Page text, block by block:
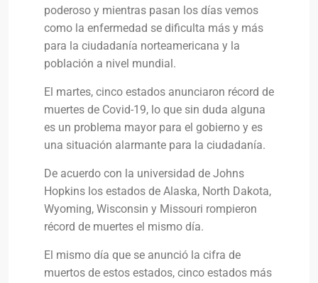
poderoso y mientras pasan los días vemos
como la enfermedad se dificulta más y más
para la ciudadanía norteamericana y la
población a nivel mundial.
El martes, cinco estados anunciaron récord de
muertes de Covid-19, lo que sin duda alguna
es un problema mayor para el gobierno y es
una situación alarmante para la ciudadanía.
De acuerdo con la universidad de Johns
Hopkins los estados de Alaska, North Dakota,
Wyoming, Wisconsin y Missouri rompieron
récord de muertes el mismo día.
El mismo día que se anunció la cifra de
muertos de estos estados, cinco estados más